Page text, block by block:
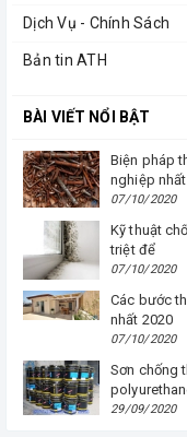
Dịch Vụ - Chính Sách
Bản tin ATH
BÀI VIẾT NỔI BẬT
Biện pháp
nghiệp
07/10/2020
Kỹ thuật
triệt để
07/10/2020
Các bước
nhất 2020
07/10/2020
Sơn chống
29/09/2020